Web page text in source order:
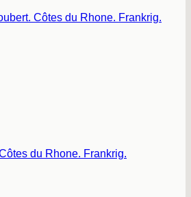
du Rhone. Frankrig.